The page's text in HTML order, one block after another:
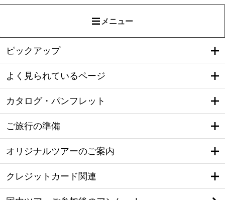
メニュー
ピックアップ
よく見られているページ
カタログ・パンフレット
ご旅行の準備
オリジナルツアーのご案内
クレジットカード関連